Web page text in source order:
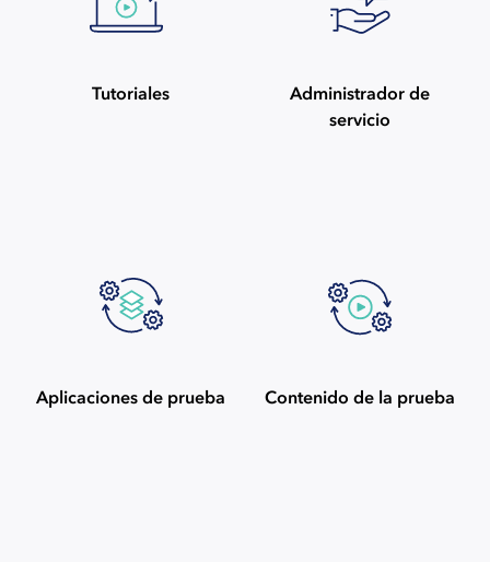
Tutoriales
Administrador de
servicio
Aplicaciones de prueba Contenido de la prueba